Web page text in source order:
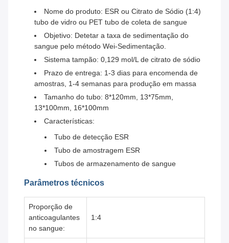
Nome do produto: ESR ou Citrato de Sódio (1:4)
tubo de vidro ou PET tubo de coleta de sangue
Objetivo: Detetar a taxa de sedimentação do
sangue pelo método Wei-Sedimentação.
Sistema tampão: 0,129 mol/L de citrato de sódio
Prazo de entrega: 1-3 dias para encomenda de
amostras, 1-4 semanas para produção em massa
Tamanho do tubo: 8*120mm, 13*75mm,
13*100mm, 16*100mm
Características:
Tubo de detecção ESR
Tubo de amostragem ESR
Tubos de armazenamento de sangue
Parâmetros técnicos
Proporção de
anticoagulantes
no sangue:
1:4